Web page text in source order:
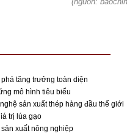
tăng trưởng toàn diện
mô hình tiêu biểu
sản xuất thép hàng đầu thế giới
trị lúa gạo
xuất nông nghiệp